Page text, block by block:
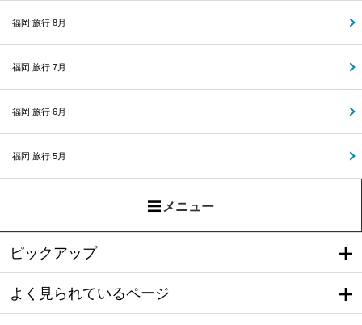
福岡 旅行 8月
福岡 旅行 7月
福岡 旅行 6月
福岡 旅行 5月
メニュー
ピックアップ
よく見られているページ